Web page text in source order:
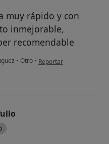
muy rápido y con
inmejorable,
recomendable
• Otro • en opinión del usuario
Reportar